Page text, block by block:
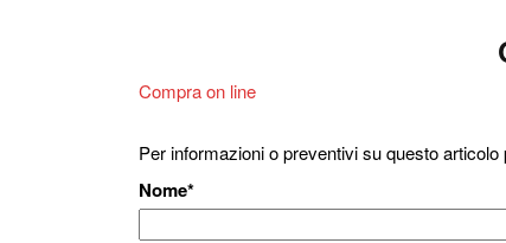
Compra on line
Per informazioni o preventivi su questo
Nome*